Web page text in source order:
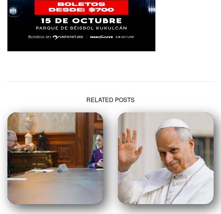
RELATED POSTS